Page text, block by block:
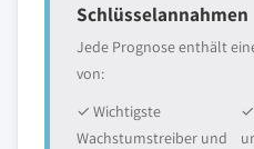
Schlüsselannahmen
Jede Prognose enthält
von:
✓ Wichtigste
Wachstumstreiber und
✓